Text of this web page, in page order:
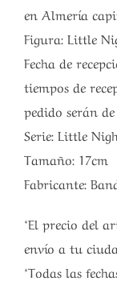
en Almería
Figura: Little
Fecha de
tiempos de
pedido serán de
Serie: Little
Tamaño: 17cm
Fabricante:
*El precio del
envío a tu
*Todas las